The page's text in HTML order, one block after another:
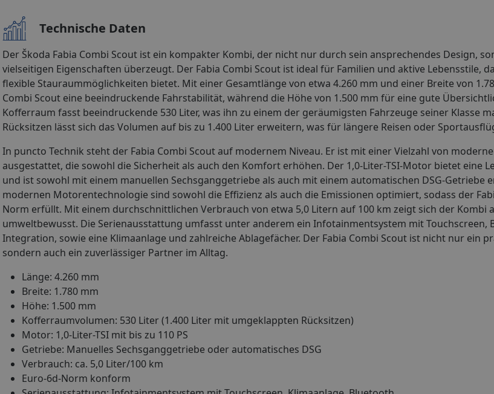
Technische Daten
Der Škoda Fabia Combi Scout ist ein kompakter Kombi, der nicht nur durch sein ansprechendes Design,
vielseitigen Eigenschaften überzeugt. Der Fabia Combi Scout ist ideal für Familien und aktive Lebensstile,
flexible Stauraummöglichkeiten bietet. Mit einer Gesamtlänge von etwa 4.260 mm und einer Breite von
Combi Scout eine beeindruckende Fahrstabilität, während die Höhe von 1.500 mm für eine gute
Kofferraum fasst beeindruckende 530 Liter, was ihn zu einem der geräumigsten Fahrzeuge seiner Klasse
Rücksitzen lässt sich das Volumen auf bis zu 1.400 Liter erweitern, was für längere Reisen oder
In puncto Technik steht der Fabia Combi Scout auf modernem Niveau. Er ist mit einer Vielzahl von
ausgestattet, die sowohl die Sicherheit als auch den Komfort erhöhen. Der 1,0-Liter-TSI-Motor bietet eine
und ist sowohl mit einem manuellen Sechsganggetriebe als auch mit einem automatischen DSG-Getriebe
modernen Motorentechnologie sind sowohl die Effizienz als auch die Emissionen optimiert, sodass der
Norm erfüllt. Mit einem durchschnittlichen Verbrauch von etwa 5,0 Litern auf 100 km zeigt sich der Kombi
umweltbewusst. Die Serienausstattung umfasst unter anderem ein Infotainmentsystem mit Touchscreen,
Integration, sowie eine Klimaanlage und zahlreiche Ablagefächer. Der Fabia Combi Scout ist nicht nur ein
sondern auch ein zuverlässiger Partner im Alltag.
Länge: 4.260 mm
Breite: 1.780 mm
Höhe: 1.500 mm
Kofferraumvolumen: 530 Liter (1.400 Liter mit umgeklappten Rücksitzen)
Motor: 1,0-Liter-TSI mit bis zu 110 PS
Getriebe: Manuelles Sechsganggetriebe oder automatisches DSG
Verbrauch: ca. 5,0 Liter/100 km
Euro-6d-Norm konform